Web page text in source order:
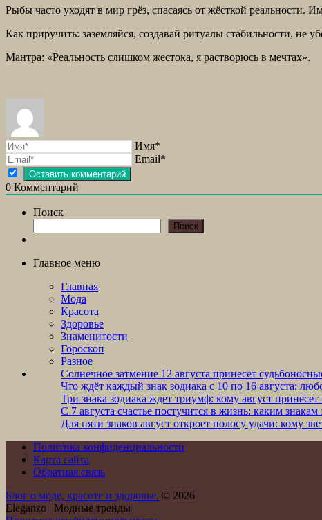
Рыбы часто уходят в мир грёз, спасаясь от жёсткой реальности.
Как приручить: заземляйся, создавай ритуалы стабильности, не
Мантра: «Реальность слишком жестока, я растворюсь в мечтах».
Имя*
Email*
0 Комментарий
Поиск
Поиск
Главное меню
Главная
Мода
Красота
Здоровье
Знаменитости
Гороскоп
Разное
Солнечное затмение 12 августа принесет
Что ждёт каждый знак зодиака с 10 по 16 августа:
Три знака зодиака ждет триумф: кому август
С 7 августа счастье постучится в жизнь: каким
Для пяти знаков август откроет полосу удачи: кому
Политика конфиденциальности
Карта сайта
Обратная связь
Блог о моде, красоте и здоровье. © 2026
Eleganzo | Модные тренды